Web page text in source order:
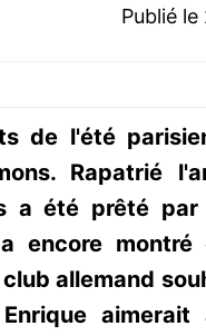
Publié
de l'été
Rapatrié
a été prêté par
encore montré
allemand
aimerait